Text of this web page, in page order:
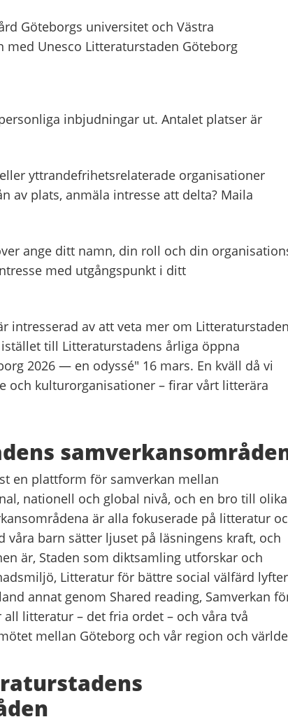
Göteborgs universitet och Västra
med Unesco Litteraturstaden Göteborg
inbjudningar ut. Antalet platser är
yttrandefrihetsrelaterade organisationer
av plats, anmäla intresse att delta? Maila
ange ditt namn, din roll och din
med utgångspunkt i ditt
intresserad av att veta mer om Litteraturstaden
till Litteraturstadens årliga öppna
2026 — en odyssé" 16 mars. En kväll då vi
kulturorganisationer – firar vårt litterära
en plattform för samverkan mellan
nationell och global nivå, och en bro till olika
är alla fokuserade på litteratur
våra barn sätter ljuset på läsningens kraft, och
är, Staden som diktsamling utforskar och
Litteratur för bättre social välfärd lyfter
annat genom Shared reading, Samverkan
litteratur – det fria ordet – och våra två
mellan Göteborg och vår region och